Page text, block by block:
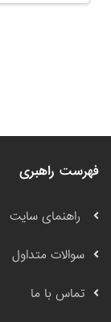
فهرست راهبری
راهنمای سایت
سوالات متداول
تماس با ما